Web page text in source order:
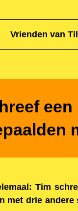
Vrienden van
een
Tim
met drie